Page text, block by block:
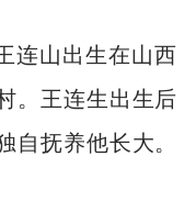
连山出生在山西
。王连生出生后
自抚养他长大。